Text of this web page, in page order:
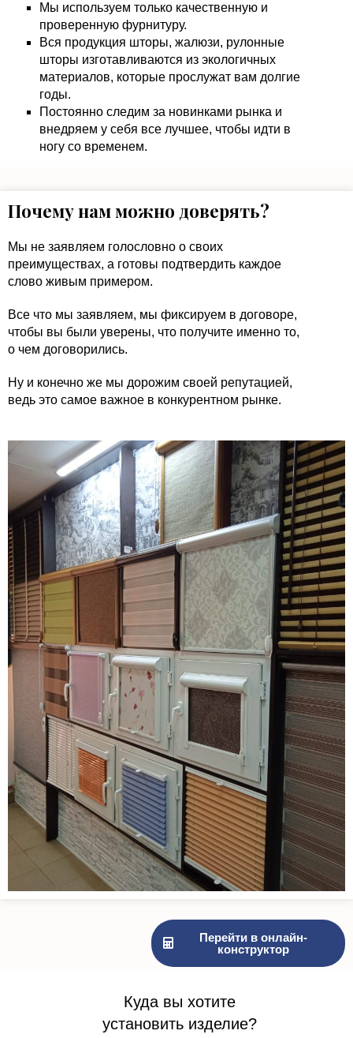
Мы используем только качественную и
проверенную фурнитуру.
Вся продукция шторы, жалюзи, рулонные
шторы изготавливаются из экологичных
материалов, которые прослужат вам долгие
годы.
Постоянно следим за новинками рынка и
внедряем у себя все лучшее, чтобы идти в
ногу со временем.
Почему нам можно доверять?
Мы не заявляем голословно о своих
преимуществах, а готовы подтвердить каждое
слово живым примером.
Все что мы заявляем, мы фиксируем в договоре,
чтобы вы были уверены, что получите именно то,
о чем договорились.
Ну и конечно же мы дорожим своей репутацией,
ведь это самое важное в конкурентном рынке.
Перейти в онлайн-
конструктор
Куда вы хотите
установить изделие?